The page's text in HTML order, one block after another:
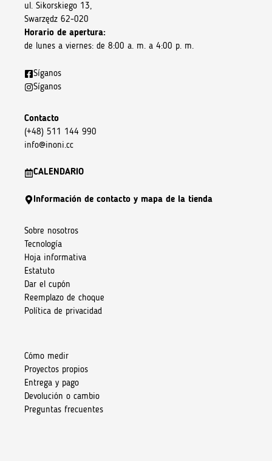
ul. Sikorskiego 13,
Swarzędz 62-020
Horario de apertura:
de lunes a viernes: de 8:00 a. m. a 4:00 p. m.
Síganos
Síganos
Contacto
(+48) 511 144 990
info@inoni.cc
CALENDARIO
Información de contacto y mapa de la tienda
Sobre nosotros
Tecnología
Hoja informativa
Estatuto
Dar el cupón
Reemplazo de choque
Política de privacidad
Cómo medir
Proyectos propios
Entrega y pago
Devolución o cambio
Preguntas frecuentes